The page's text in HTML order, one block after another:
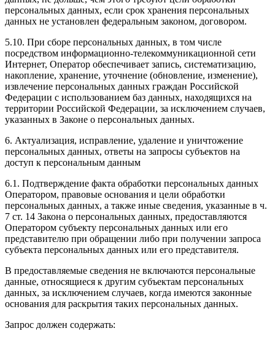
персональных данных, если срок хранения персональных
данных не установлен федеральным законом, договором.
5.10. При сборе персональных данных, в том числе
посредством информационно-телекоммуникационной сети
Интернет, Оператор обеспечивает запись, систематизацию,
накопление, хранение, уточнение (обновление, изменение),
извлечение персональных данных граждан Российской
Федерации с использованием баз данных, находящихся на
территории Российской Федерации, за исключением случаев,
указанных в Законе о персональных данных.
6. Актуализация, исправление, удаление и уничтожение
персональных данных, ответы на запросы субъектов на
доступ к персональным данным
6.1. Подтверждение факта обработки персональных данных
Оператором, правовые основания и цели обработки
персональных данных, а также иные сведения, указанные в ч.
7 ст. 14 Закона о персональных данных, предоставляются
Оператором субъекту персональных данных или его
представителю при обращении либо при получении запроса
субъекта персональных данных или его представителя.
В предоставляемые сведения не включаются персональные
данные, относящиеся к другим субъектам персональных
данных, за исключением случаев, когда имеются законные
основания для раскрытия таких персональных данных.
Запрос должен содержать: